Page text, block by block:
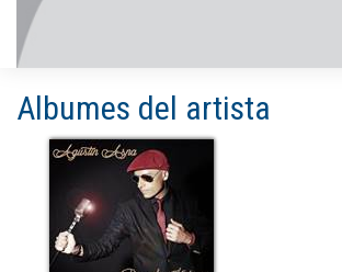
Albumes del artista